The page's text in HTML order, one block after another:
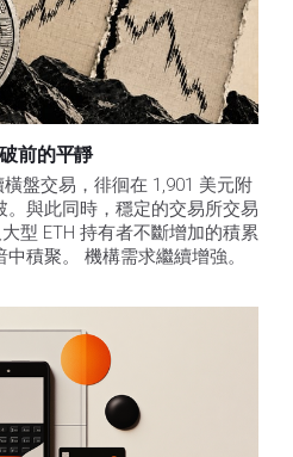
前的平靜
盤交易，徘徊在 1,901 美元附
與此同時，穩定的交易所交易
型 ETH 持有者不斷增加的積累
積聚。 機構需求繼續增強。